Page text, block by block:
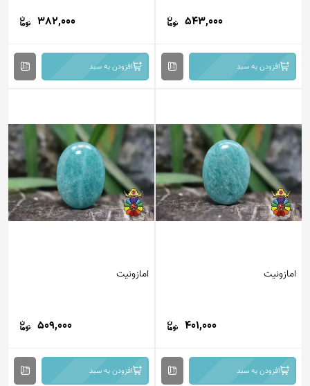
543,000
افزودن به سبد
382,000
افزودن به سبد
امازونیت
401,000
افزودن به سبد
امازونیت
509,000
افزودن به سبد